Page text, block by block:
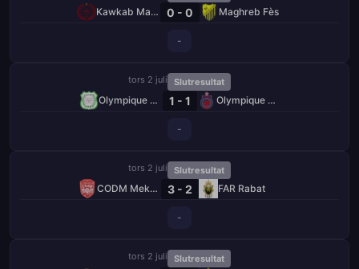
Kawkab Marrakech 0 - 0 Maghreb Fès
-
tors 2 juli Slutresultat
Olympique Dcheïra 1 - 1 Olympique Safi
-
tors 2 juli Slutresultat
CODM Meknès 3 - 2 FAR Rabat
-
tors 2 juli Slutresultat